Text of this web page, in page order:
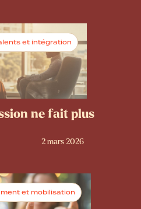
et intégration
ne fait plus
2 mars 2026
et mobilisation